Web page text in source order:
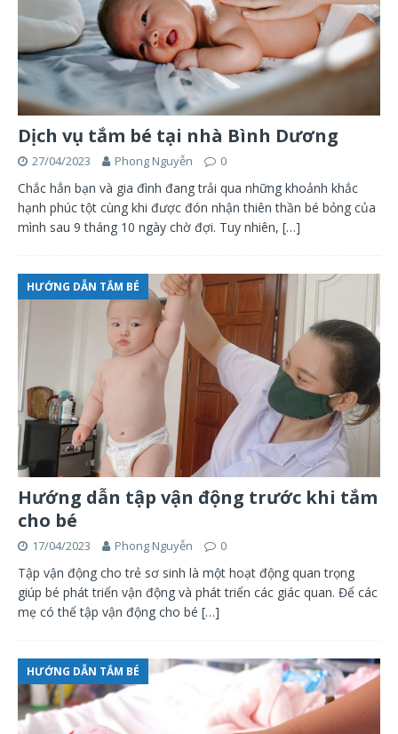
Dịch vụ tắm bé tại nhà Bình Dương
27/04/2023 Phong Nguyễn 0
Chắc hẳn bạn và gia đình đang trải qua những khoảnh khắc
hạnh phúc tột cùng khi được đón nhận thiên thần bé bỏng của
mình sau 9 tháng 10 ngày chờ đợi. Tuy nhiên, […]
HƯỚNG DẪN TẮM BÉ
Hướng dẫn tập vận động trước khi tắm
cho bé
17/04/2023 Phong Nguyễn 0
Tập vận động cho trẻ sơ sinh là một hoạt động quan trọng
giúp bé phát triển vận động và phát triển các giác quan. Để các
mẹ có thể tập vận động cho bé […]
HƯỚNG DẪN TẮM BÉ